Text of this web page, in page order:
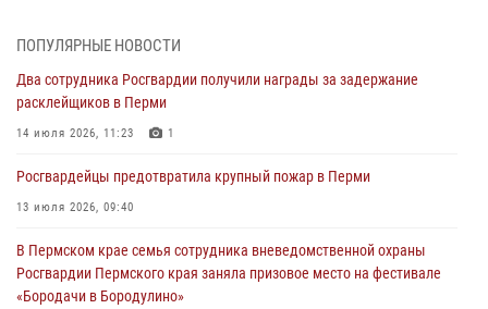
юных спортсменов
03 августа 2026, 10:59
30 июля 2026, 05:19
богослужении в Перми
28 июля 2026, 10:44
ПОПУЛЯРНЫЕ НОВОСТИ
Два сотрудника Росгвардии получили награды за задержание
расклейщиков в Перми
14 июля 2026, 11:23 1
Росгвардейцы предотвратила крупный пожар в Перми
13 июля 2026, 09:40
В Пермском крае семья сотрудника вневедомственной охраны
Росгвардии Пермского края заняла призовое место на фестивале
«Бородачи в Бородулино»